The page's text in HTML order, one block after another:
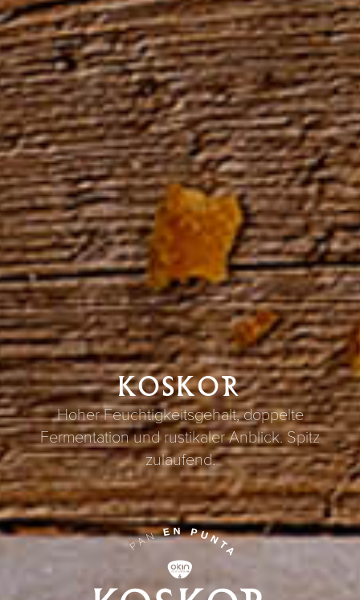
KOSKOR
Hoher Feuchtigkeitsgehalt, doppelte
Fermentation und rustikaler Anblick. Spitz
zulaufend.